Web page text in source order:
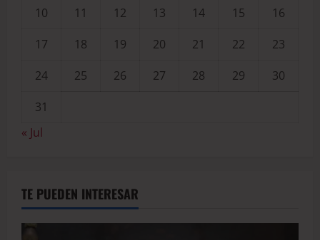
10
11 12 13 14 15
16
17
18 19 20 21 22
23
24
25 26 27 28 29
30
31
« Jul
TE PUEDEN INTERESAR